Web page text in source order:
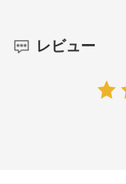
レビュー